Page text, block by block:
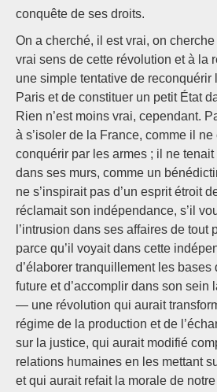
conquête de ses droits.
On a cherché, il est vrai, on
vrai sens de cette révolution et à la
une simple tentative de reconquérir
Paris et de constituer un petit État
Rien n’est moins vrai, cependant.
à s’isoler de la France, comme il
conquérir par les armes ; il ne
dans ses murs, comme un
ne s’inspirait pas d’un esprit étroit
réclamait son indépendance, s’il
l’intrusion dans ses affaires de tout
parce qu’il voyait dans cette
d’élaborer tranquillement les bases
future et d’accomplir dans son sein
— une révolution qui aurait
régime de la production et de
sur la justice, qui aurait modifié
relations humaines en les mettant
et qui aurait refait la morale de